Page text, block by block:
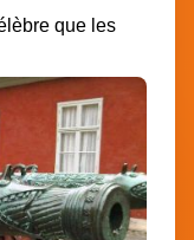
que les